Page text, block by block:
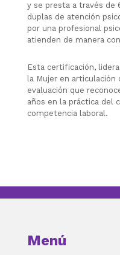
y se presta a través de
duplas de atención
por una profesional
atienden de manera
Esta certificación,
la Mujer en articulación
evaluación que
años en la práctica del
competencia laboral.
Menú